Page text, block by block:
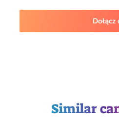
Dołącz
Similar